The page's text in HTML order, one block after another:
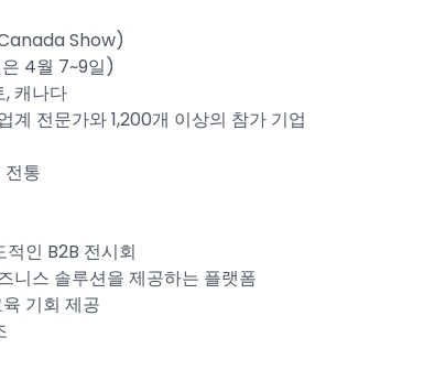
Show)
4월 7~9일)
캐나다
전문가와 1,200개 이상의 참가 기업
통
인 B2B 전시회
니스 솔루션을 제공하는 플랫폼
기회 제공